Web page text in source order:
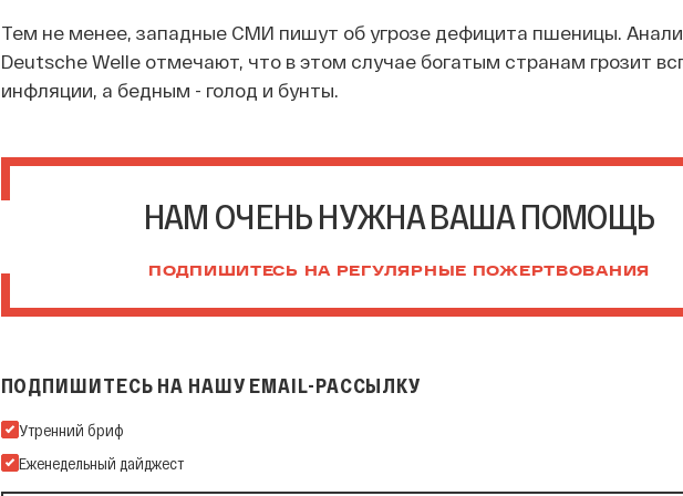
Тем не менее, западные СМИ пишут об угрозе дефицита пшеницы.
Deutsche Welle отмечают, что в этом случае богатым странам грозит
инфляции, а бедным - голод и бунты.
НАМ ОЧЕНЬ НУЖНА ВАША ПОМОЩЬ
ПОДПИШИТЕСЬ НА РЕГУЛЯРНЫЕ ПОЖЕРТВОВАНИЯ
ПОДПИШИТЕСЬ НА НАШУ EMAIL-РАССЫЛКУ
Подпишитесь на нашу Email-рассылку
Утренний бриф
Еженедельный дайджест